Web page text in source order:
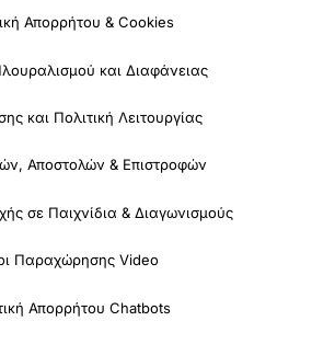
Απορρήτου & Cookies
και Διαφάνειας
και Πολιτική Λειτουργίας
Αποστολών & Επιστροφών
σε Παιχνίδια & Διαγωνισμούς
Παραχώρησης Video
Απορρήτου Chatbots